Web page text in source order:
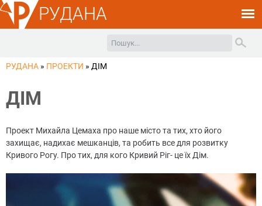
РУДАНА
РУДАНА » ПРОЕКТИ » ДІМ
ДІМ
Проект Михайла Цемаха про наше місто та тих, хто його
захищає, надихає мешканців, та робить все для розвитку
Кривого Рогу. Про тих, для кого Кривий Ріг- це їх Дім.